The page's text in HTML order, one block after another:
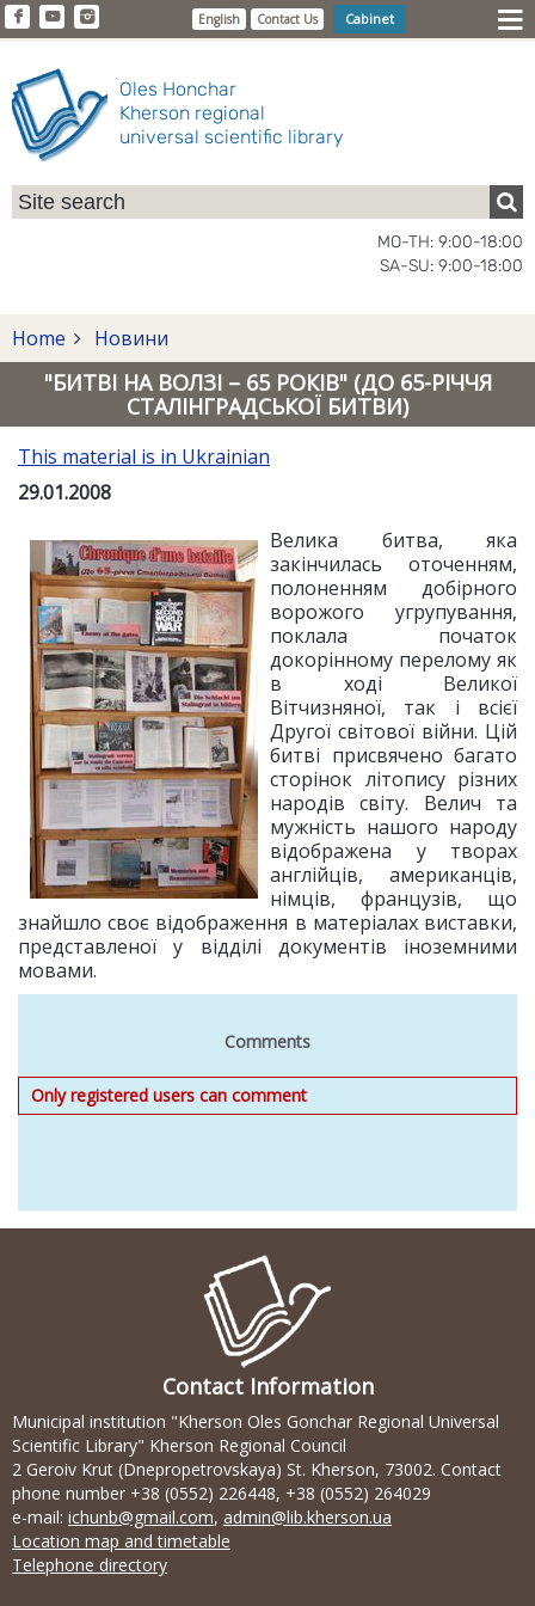
English Contact Us Cabinet
Oles Honchar
Kherson regional
universal scientific library
MO-TH: 9:00-18:00
SA-SU: 9:00-18:00
Home Новини
"БИТВІ НА ВОЛЗІ – 65 РОКІВ" (ДО 65-РІЧЧЯ
СТАЛІНГРАДСЬКОЇ БИТВИ)
This material is in Ukrainian
29.01.2008
Велика битва, яка
закінчилась оточенням,
полоненням добірного
ворожого угрупування,
поклала початок
докорінному перелому як
в ході Великої
Вітчизняної, так і всієї
Другої світової війни. Цій
битві присвячено багато
сторінок літопису різних
народів світу. Велич та
мужність нашого народу
відображена у творах
англійців, американців,
німців, французів, що
знайшло своє відображення в матеріалах виставки,
представленої у відділі документів іноземними
мовами.
Comments
Only registered users can comment
Contact Information
Municipal institution "Kherson Oles Gonchar Regional Universal
Scientific Library" Kherson Regional Council
2 Geroiv Krut (Dnepropetrovskaya) St. Kherson, 73002. Contact
phone number +38 (0552) 226448, +38 (0552) 264029
e-mail: ichunb@gmail.com, admin@lib.kherson.ua
Location map and timetable
Telephone directory